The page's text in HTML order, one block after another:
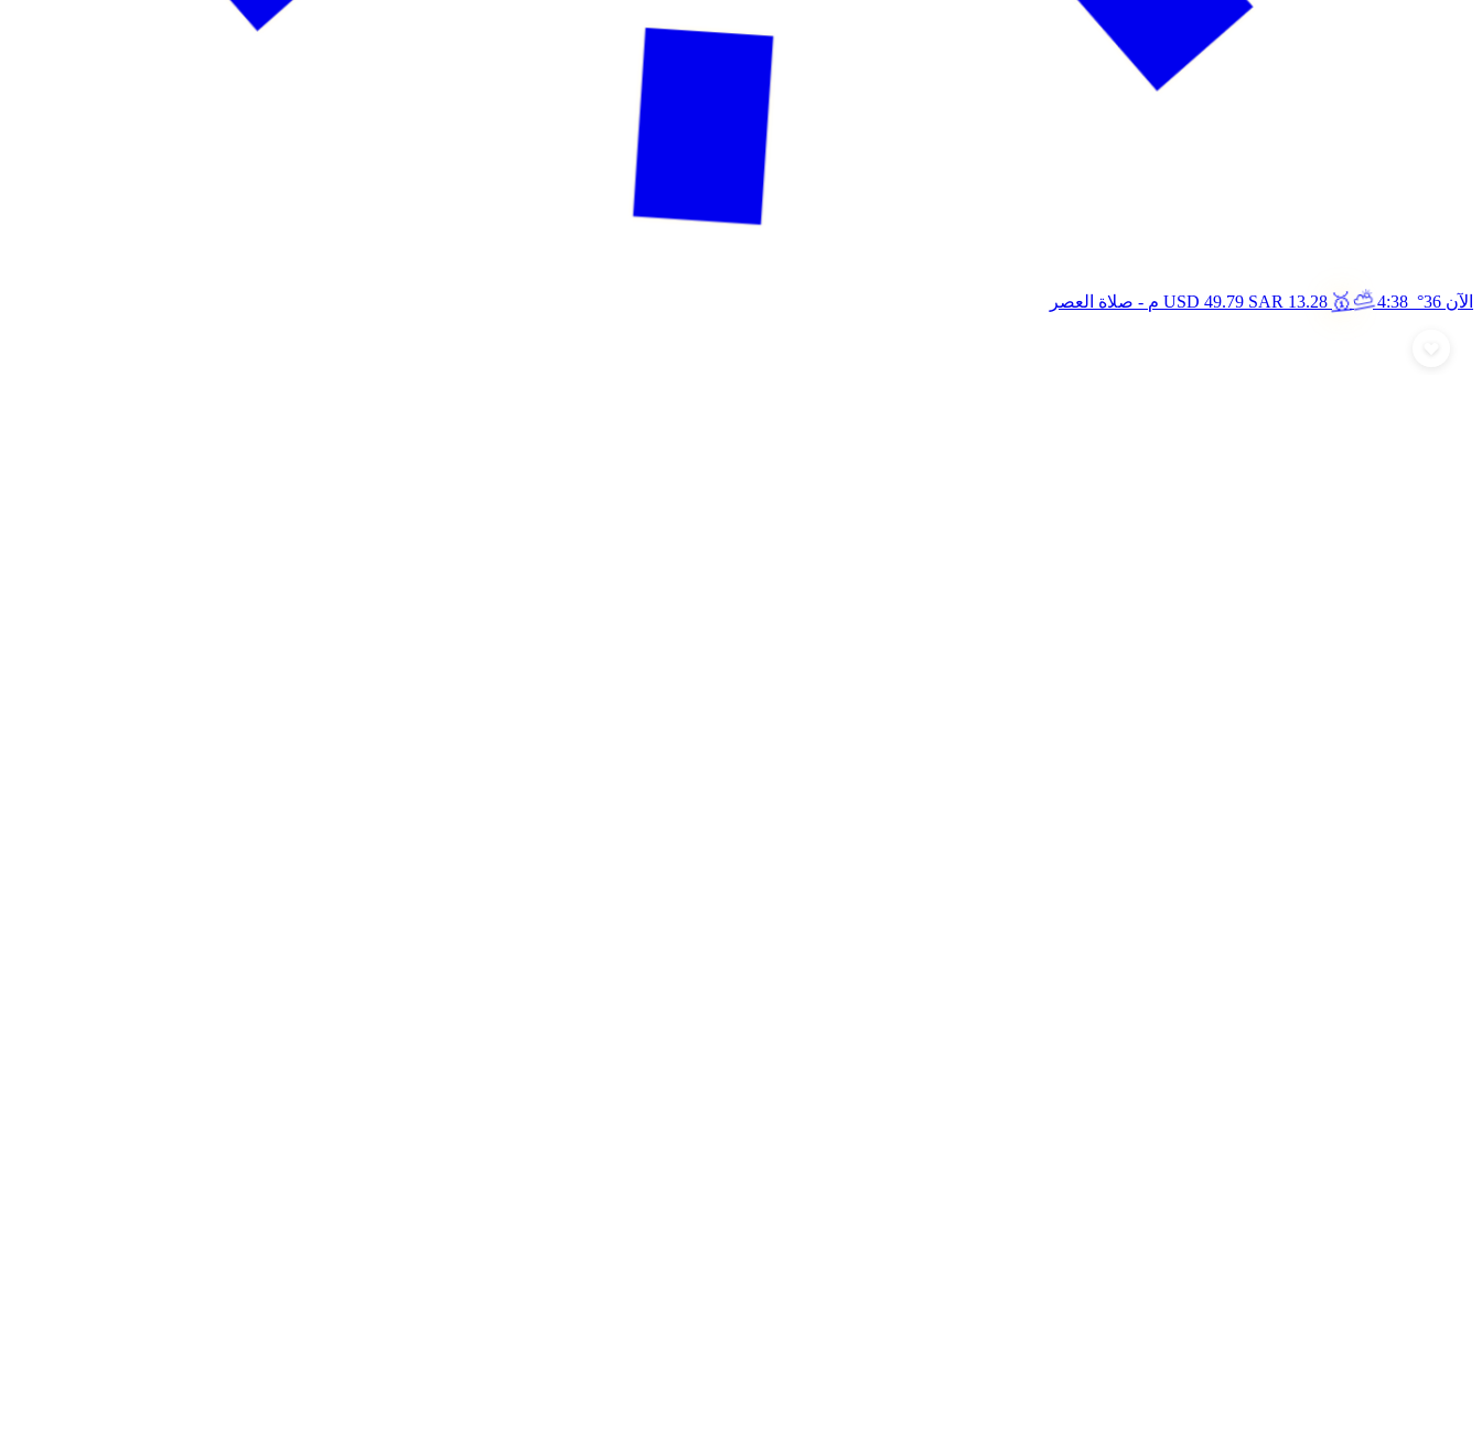
الآن 36° USD 49.79 SAR 13.28 🥇⛅4:38 م - صلاة العصر